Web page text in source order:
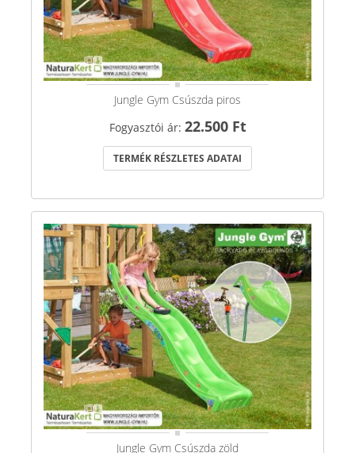
Jungle Gym Csúszda piros
Fogyasztói ár: 22.500 Ft
TERMÉK RÉSZLETES ADATAI
Jungle Gym Csúszda zöld